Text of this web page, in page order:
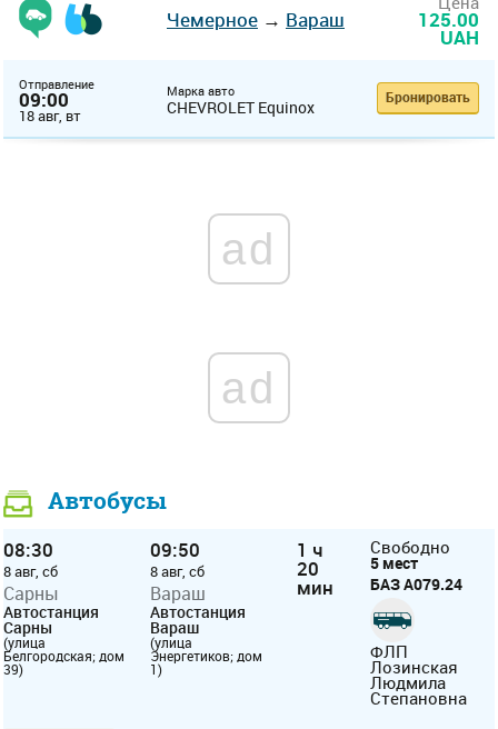
Чемерное → Вараш 125.00
UAH
Отправление
09:00
18 авг, вт
Марка авто
CHEVROLET Equinox Бронировать
ad
ad
Автобусы
08:30
8 авг, сб
Сарны
Автостанция
Сарны
(улица
Белгородская; дом
39)
09:50
8 авг, сб
Вараш
Автостанция
Вараш
(улица
Энергетиков; дом
1)
1 ч
20
мин
Свободно
5 мест
БАЗ А079.24
ФЛП
Лозинская
Людмила
Степановна